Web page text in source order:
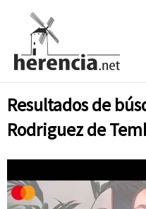
contenido
Resultados de
Rodriguez de